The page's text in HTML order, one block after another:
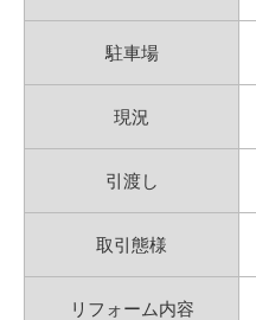
駐車場
現況
引渡し
取引態様
リフォーム内容